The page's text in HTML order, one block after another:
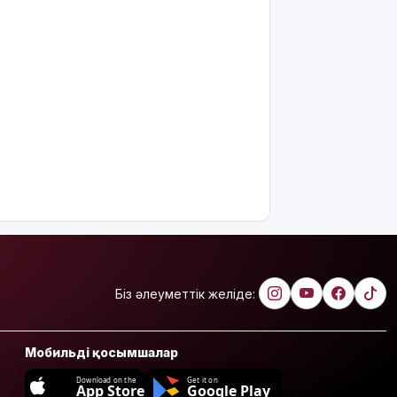
Біз әлеуметтік желіде:
Мобильді қосымшалар
Download on the
App Store
Get it on
Google Play